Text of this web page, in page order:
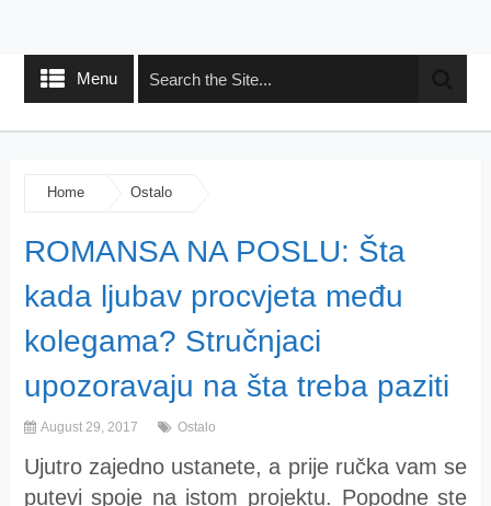
Menu
Home Ostalo
ROMANSA NA POSLU: Šta
kada ljubav procvjeta među
kolegama? Stručnjaci
upozoravaju na šta treba paziti
August 29, 2017 Ostalo
Ujutro zajedno ustanete, a prije ručka vam se
putevi spoje na istom projektu. Popodne ste